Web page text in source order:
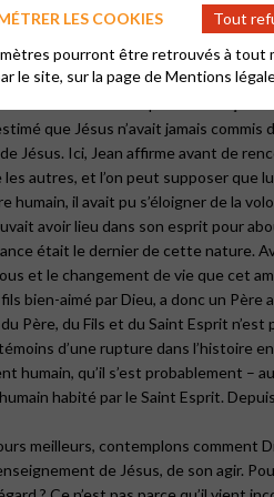
de le dire, l’irruption de Jean
L’évangéliste ne dit qu’une
en vient. Jésus ne vient pas de
d’énoncer le fait que Jésus
que Jésus n’avait jamais
Jésus. Ici, Jean affirme avant de
autres, et l’on peut supposer
il avait pu s’éloigner de la
avoir lieu dans son esprit pour
était le dernier de cette nature.
et le changement de vie que cet
bien-aimé par Dieu, a donc un
Père, du Fils et du Saint Esprit n’est
d’une rupture dans l’histoire
humain, qu’il s’est probablement
habité par le Saint Esprit.
meilleurs, contemplons comment
de Jésus, de son agir.
LES COOKIES
Tout
pourront être retrouvés à tout
le site, sur la page deMentions